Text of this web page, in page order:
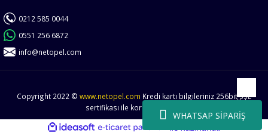
WHATSAP SİPARİŞ
0212 585 0044
0551 256 6872
info@netopel.com
Copyright 2022 © www.netopel.com Kredi kartı bilgileriniz 256bit SSL
sertifikası ile korunmaktadır.
Yukarı
ideasoft